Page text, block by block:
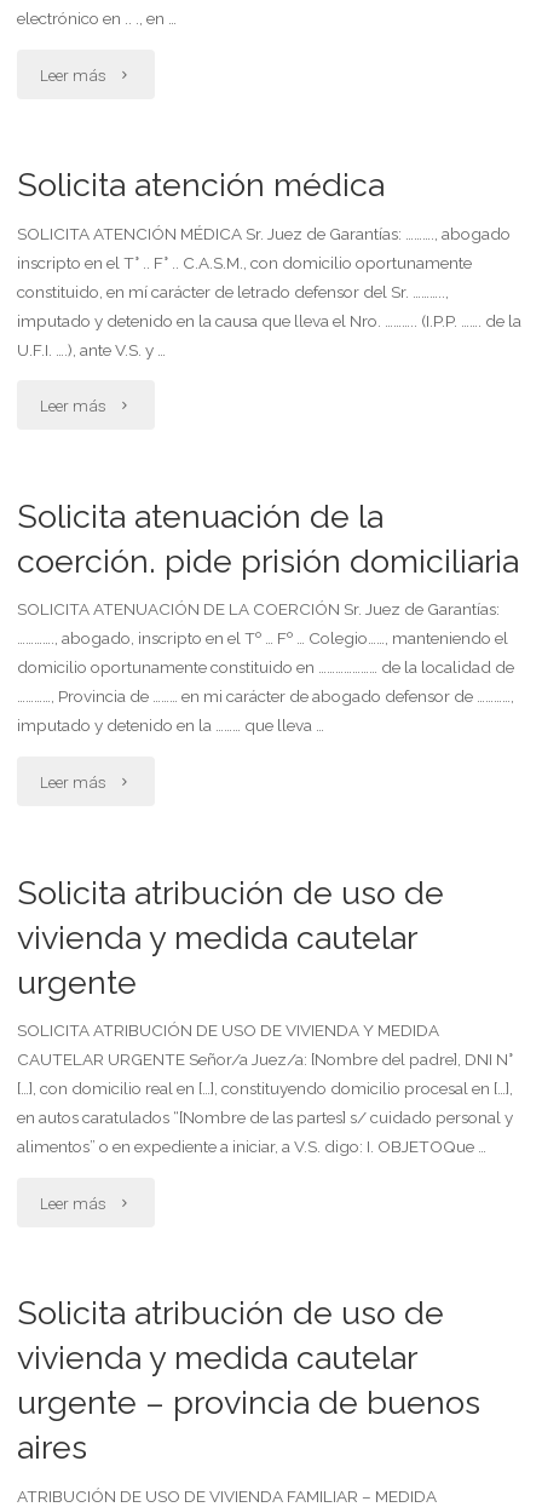
la
causante
derecho
representación"
electrónico en .. ., en …
Leer más "Solicita
de
posiciones
por
viaje
exterior"
Solicita atención médica
SOLICITA ATENCIÓN MÉDICA Sr. Juez de Garantías: ………., abogado
inscripto en el T° .. F° .. C.A.S.M., con domicilio oportunamente
constituido, en mí carácter de letrado defensor del Sr. ………..,
imputado y detenido en la causa que lleva el Nro. ……….. (I.P.P. ……. de la
U.F.I. ….), ante V.S. y …
Leer más "Solicita
médica"
Solicita atenuación de la
coerción. pide prisión domiciliaria
SOLICITA ATENUACIÓN DE LA COERCIÓN Sr. Juez de Garantías:
…………., abogado, inscripto en el Tº … Fº … Colegio……, manteniendo el
domicilio oportunamente constituido en ………………… de la localidad de
…………, Provincia de ……… en mi carácter de abogado defensor de …………,
imputado y detenido en la ……… que lleva …
Leer más "Solicita
la
coerción.
pide
prisión
domiciliaria"
Solicita atribución de uso de
vivienda y medida cautelar
urgente
SOLICITA ATRIBUCIÓN DE USO DE VIVIENDA Y MEDIDA
CAUTELAR URGENTE Señor/a Juez/a: [Nombre del padre], DNI N°
[…], con domicilio real en […], constituyendo domicilio procesal en […],
en autos caratulados “[Nombre de las partes] s/ cuidado personal y
alimentos” o en expediente a iniciar, a V.S. digo: I. OBJETOQue …
Leer más "Solicita
uso
de
y
Solicita atribución de uso de
vivienda y medida cautelar
urgente – provincia de buenos
aires
ATRIBUCIÓN DE USO DE VIVIENDA FAMILIAR – MEDIDA